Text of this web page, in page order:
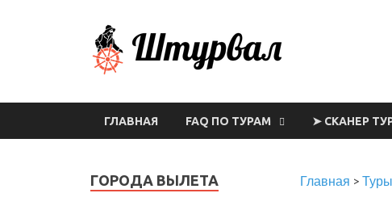
ГЛАВНАЯ FAQ ПО ТУРАМ ➤ СКАНЕР
Главная >
ГОРОДА ВЫЛЕТА